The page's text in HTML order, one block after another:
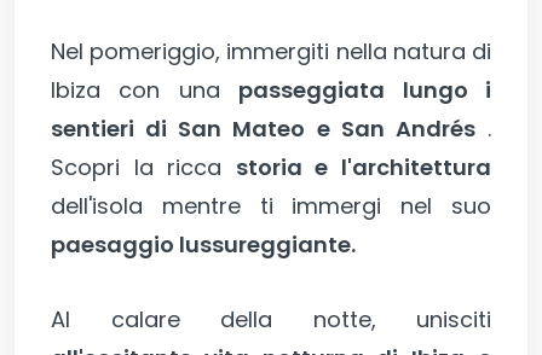
Nel pomeriggio, immergiti nella natura di
Ibiza con una passeggiata lungo i
sentieri di San Mateo e San Andrés.
Scopri la ricca storia e l'architettura
dell'isola mentre ti immergi nel suo
paesaggio lussureggiante.
Al calare della notte, unisciti